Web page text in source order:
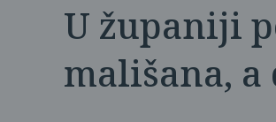
U županiji
mališana, a